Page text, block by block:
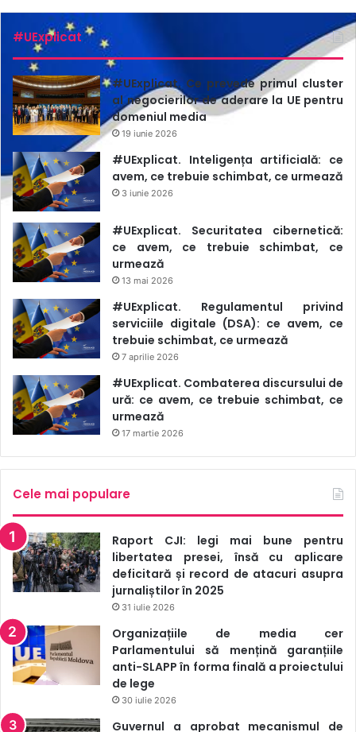
Reacția președintelui ucrainean este citată deMeduza.io:
„Au omorât libertatea exprimării în țara sa”, ar fi declarat
Zelenski.
#UExplicat
#UExplicat. Ce prevede primul cluster
al negocierilor de aderare la UE pentru
domeniul media
19 iunie 2026
#UExplicat. Inteligența artificială: ce
avem, ce trebuie schimbat, ce urmează
3 iunie 2026
#UExplicat. Securitatea cibernetică:
ce avem, ce trebuie schimbat, ce
urmează
13 mai 2026
#UExplicat. Regulamentul privind
serviciile digitale (DSA): ce avem, ce
trebuie schimbat, ce urmează
7 aprilie 2026
#UExplicat. Combaterea discursului de
ură: ce avem, ce trebuie schimbat, ce
urmează
17 martie 2026
Cele mai populare
Raport CJI: legi mai bune pentru
libertatea presei, însă cu aplicare
deficitară și record de atacuri asupra
jurnaliștilor în 2025
31 iulie 2026
Organizațiile de media cer
Parlamentului să mențină garanțiile
anti-SLAPP în forma finală a proiectului
de lege
30 iulie 2026
Guvernul a aprobat mecanismul de